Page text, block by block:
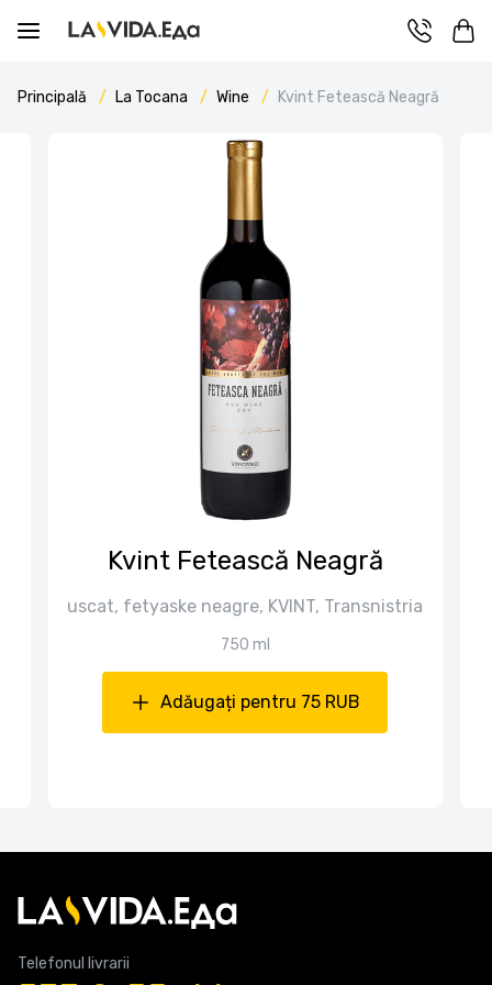
Principală La Tocana Wine Kvint Fetească Neagră
Kvint Fetească Neagră
uscat, fetyaske neagre, KVINT, Transnistria
750 ml
Adăugați pentru 75 RUB
Telefonul livrarii